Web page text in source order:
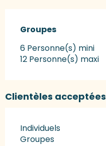
Groupes
Groupes
6 Personne(s) mini
12 Personne(s) maxi
Clientèles acceptées
Individuels
Groupes